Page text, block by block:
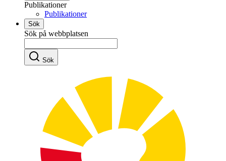
Publikationer
Publikationer
Sök
Sök på webbplatsen
Sök